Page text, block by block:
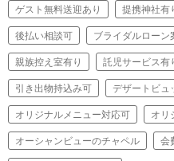
ゲスト無料送迎あり 提携神社有
後払い相談可 ブライダルローン
親族控え室有り 託児サービス有
引き出物持込み可 デザートビュ
オリジナルメニュー対応可 オリ
オーシャンビューのチャペル 会